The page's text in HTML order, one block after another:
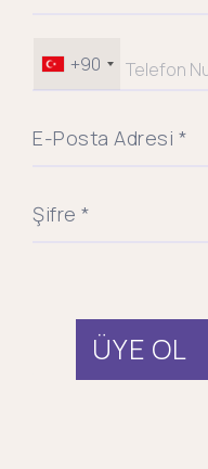
+90
E-Posta Adresi *
Şifre *
ÜYE OL